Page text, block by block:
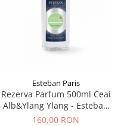
Esteban Paris
Rezerva Parfum 500ml Ceai
Alb&Ylang Ylang - Esteban
Paris
160,00 RON